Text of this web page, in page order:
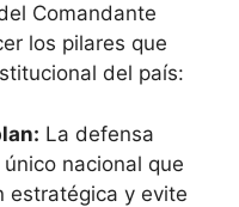
Comandante
los pilares que
del país:
La defensa
nacional que
estratégica y evite